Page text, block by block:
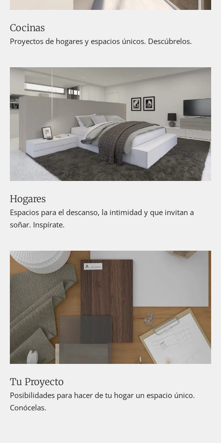
Cocinas
Proyectos de hogares y espacios únicos. Descúbrelos.
Hogares
Espacios para el descanso, la intimidad y que invitan a
soñar. Inspírate.
Tu Proyecto
Posibilidades para hacer de tu hogar un espacio único.
Conócelas.